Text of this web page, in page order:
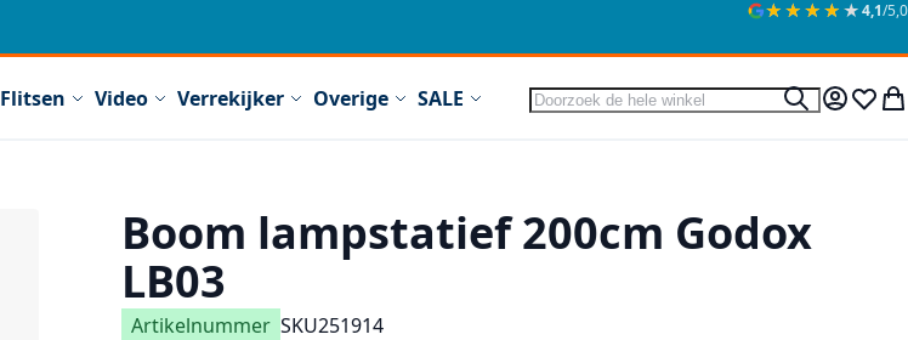
★★★★★
★★★★★4,1/5,0
Flitsen Video Verrekijker Overige SALE Zoek
ZoekMijn
Boom lampstatief 200cm Godox
LB03
Artikelnummer SKU251914